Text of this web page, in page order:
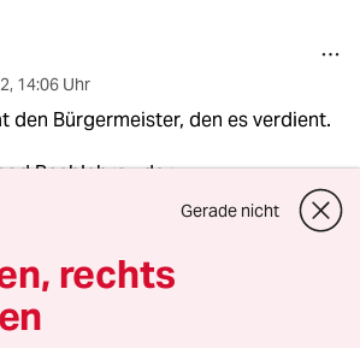
, 14:06 Uhr
den Bürgermeister, den es verdient.
Beeblebrox der
da oben rechts auf der
Gerade nicht
rechts